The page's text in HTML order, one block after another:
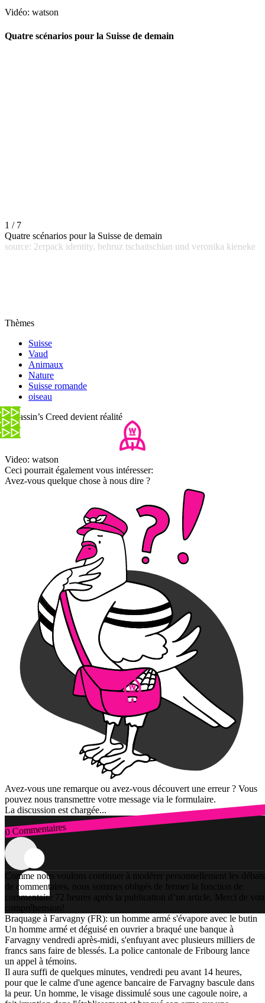
Vidéo: watson
Quatre scénarios pour la Suisse de demain
1 / 7
Quatre scénarios pour la Suisse de demain
source: 2erpack identity, behruz tschaitschian und veronika kieneke
Thèmes
Suisse
Vaud
Animaux
Nature
Suisse romande
oiseau
Assassin’s Creed devient réalité
Video: watson
Ceci pourrait également vous intéresser:
Avez-vous quelque chose à nous dire ?
Avez-vous une remarque ou avez-vous découvert une erreur ? Vous
pouvez nous transmettre votre message via le formulaire.
La discussion est chargée...
0 Commentaires
Connexion
Comme nous voulons continuer à modérer personnellement les débats
de commentaires, nous sommes obligés de fermer la fonction de
commentaire 72 heures après la publication d’un article. Merci de
compréhension!
Braquage à Farvagny (FR): un homme armé s'évapore avec le butin
Un homme armé et déguisé en ouvrier a braqué une banque à
Farvagny vendredi après-midi, s'enfuyant avec plusieurs milliers de
francs sans faire de blessés. La police cantonale de Fribourg lance
un appel à témoins.
Il aura suffi de quelques minutes, vendredi peu avant 14 heures,
pour que le calme d'une agence bancaire de Farvagny bascule dans
la peur. Un homme, le visage dissimulé sous une cagoule noire, a